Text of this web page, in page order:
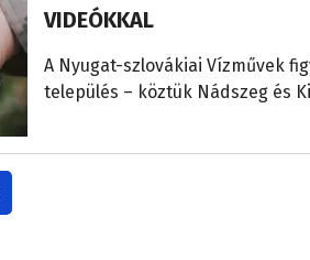
VIDEÓKKAL
A Nyugat-szlovákiai Vízművek
település – köztük Nádszeg és